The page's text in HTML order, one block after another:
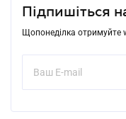
Підпишіться
Щопонеділка отримуйте